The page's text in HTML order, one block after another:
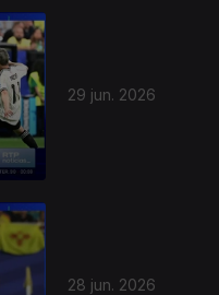
29 jun. 2026
28 jun. 2026